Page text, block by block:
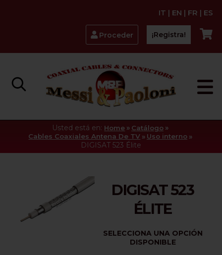
IT | EN | FR | ES
Proceder ¡Registra!
Usted está en: Home » Catálogo »
Cables Coaxiales Antena De TV » Uso interno »
DIGISAT 523 Élite
DIGISAT 523
ÉLITE
SELECCIONA UNA OPCIÓN
DISPONIBLE